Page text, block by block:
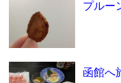
プルー
函館へ